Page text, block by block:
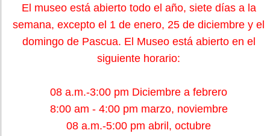
El museo está abierto todo el año, siete días a la
semana, excepto el 1 de enero, 25 de diciembre y el
domingo de Pascua. El Museo está abierto en el
siguiente horario:
08 a.m.-3:00 pm Diciembre a febrero
8:00 am - 4:00 pm marzo, noviembre
08 a.m.-5:00 pm abril, octubre